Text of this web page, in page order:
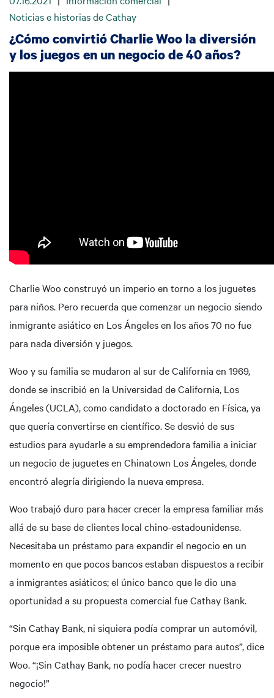
Noticias e historias de Cathay
¿Cómo convirtió Charlie Woo la diversión
y los juegos en un negocio de 40 años?
Charlie Woo construyó un imperio en torno a los juguetes
para niños. Pero recuerda que comenzar un negocio siendo
inmigrante asiático en Los Ángeles en los años 70 no fue
para nada diversión y juegos.
Woo y su familia se mudaron al sur de California en 1969,
donde se inscribió en la Universidad de California, Los
Ángeles (UCLA), como candidato a doctorado en Física, ya
que quería convertirse en científico. Se desvió de sus
estudios para ayudarle a su emprendedora familia a iniciar
un negocio de juguetes en Chinatown Los Ángeles, donde
encontró alegría dirigiendo la nueva empresa.
Woo trabajó duro para hacer crecer la empresa familiar más
allá de su base de clientes local chino-estadounidense.
Necesitaba un préstamo para expandir el negocio en un
momento en que pocos bancos estaban dispuestos a recibir
a inmigrantes asiáticos; el único banco que le dio una
oportunidad a su propuesta comercial fue Cathay Bank.
“Sin Cathay Bank, ni siquiera podía comprar un automóvil,
porque era imposible obtener un préstamo para autos”, dice
Woo. “¡Sin Cathay Bank, no podía hacer crecer nuestro
negocio!”